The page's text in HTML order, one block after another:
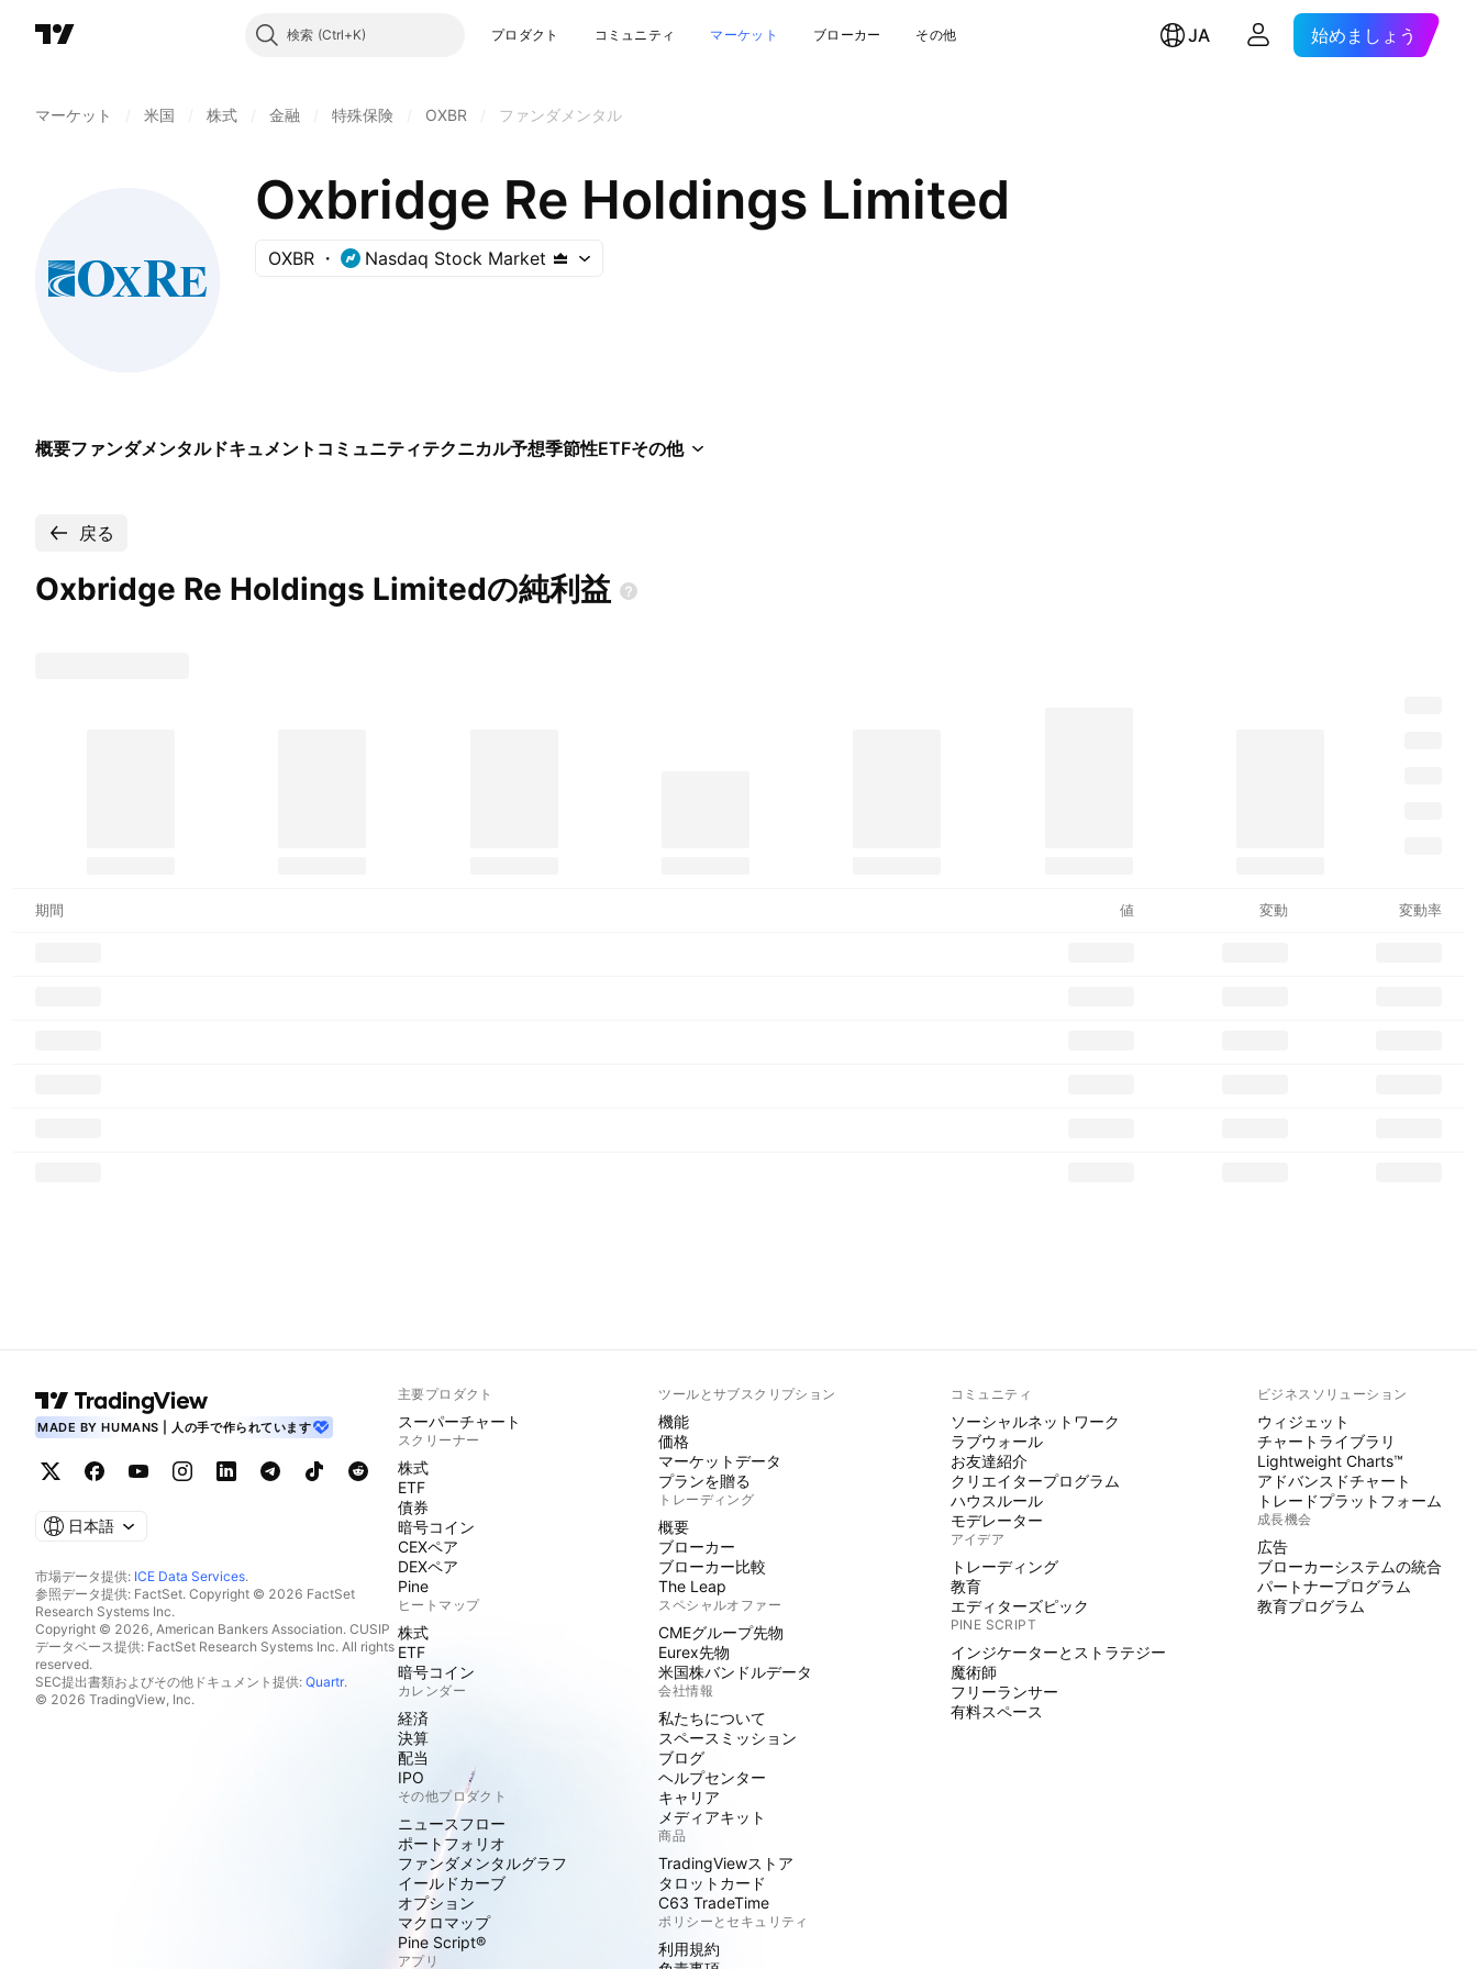
検索 プロダクト コミュニティ マーケット ブローカー その他 JA 始めましょう
マーケット 米国 株式 金融 特殊保険 OXBR ファンダメンタル
Oxbridge Re Holdings Limited
OXBR Nasdaq Stock Market
概要ファンダメンタルドキュメント コミュニティテクニカル予想季節性ETFその他
戻る
Oxbridge Re Holdings Limitedの純利益
期間 値 変動 変動率
MADE BY HUMANS | 人の手で作られています
日本語
市場データ提供: ICE Data Services.
参照データ提供: FactSet. Copyright © 2026 FactSet
Research Systems Inc.
Copyright © 2026, American Bankers Association. CUSIP
データベース提供: FactSet Research Systems Inc. All rights
reserved.
SEC提出書類およびその他ドキュメント提供: Quartr.
© 2026 TradingView, Inc.
主要プロダクト
スーパーチャート
スクリーナー
株式
ETF
債券
暗号コイン
CEXペア
DEXペア
Pine
ヒートマップ
株式
ETF
暗号コイン
カレンダー
経済
決算
配当
IPO
その他プロダクト
ニュースフロー
ポートフォリオ
ファンダメンタルグラフ
イールドカーブ
オプション
マクロマップ
Pine Script®
アプリ
ツールとサブスクリプション
機能
価格
マーケットデータ
プランを贈る
トレーディング
概要
ブローカー
ブローカー比較
The Leap
スペシャルオファー
CMEグループ先物
Eurex先物
米国株バンドルデータ
会社情報
私たちについて
スペースミッション
ブログ
ヘルプセンター
キャリア
メディアキット
商品
TradingViewストア
タロットカード
C63 TradeTime
ポリシーとセキュリティ
利用規約
コミュニティ
ソーシャルネットワーク
ラブウォール
お友達紹介
クリエイタープログラム
ハウスルール
モデレーター
アイデア
トレーディング
教育
エディターズピック
PINE SCRIPT
インジケーターとストラテジー
魔術師
フリーランサー
有料スペース
ビジネスソリューション
ウィジェット
チャートライブラリ
Lightweight Charts™
アドバンスドチャート
トレードプラットフォーム
成長機会
広告
ブローカーシステムの統合
パートナープログラム
教育プログラム